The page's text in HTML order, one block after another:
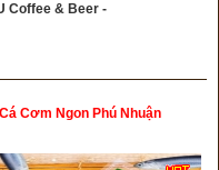
Coffee & Beer -
Cơm Ngon Phú Nhuận